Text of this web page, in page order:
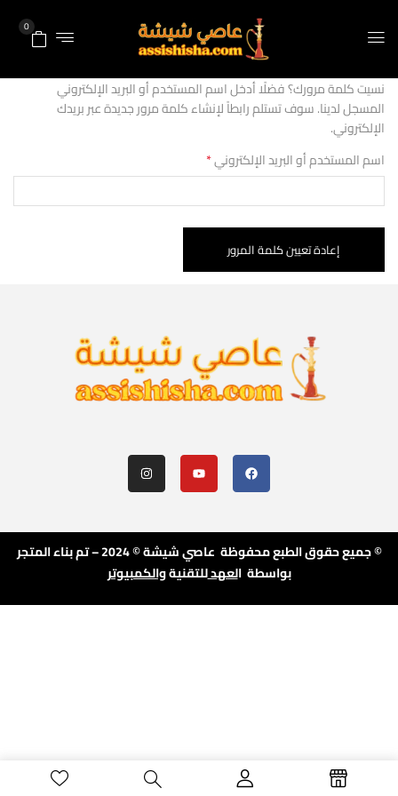
0
نسيت كلمة مرورك؟ فضلًا أدخل اسم المستخدم أو البريد الإلكتروني
المسجل لدينا. سوف تستلم رابطاً لإنشاء كلمة مرور جديدة عبر بريدك
الإلكتروني.
اسم المستخدم أو البريد الإلكتروني*
إعادة تعيين كلمة المرور
© جميع حقوق الطبع محفوظة عاصي شيشة © 2024 – تم بناء المتجر
بواسطة العهدللتقنيةوالكمبيوتر